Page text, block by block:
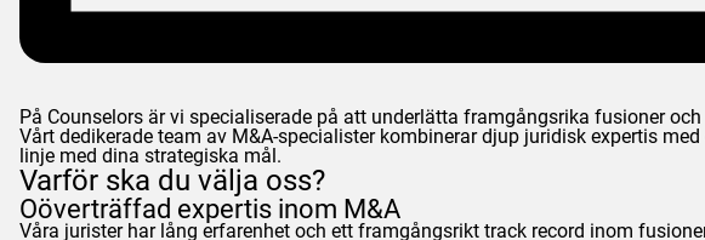
På Counselors är vi specialiserade på att underlätta framgångsrika fusioner
Vårt dedikerade team av M&A-specialister kombinerar djup juridisk expertis
linje med dina strategiska mål.
Varför ska du välja oss?
Oöverträffad expertis inom M&A
Våra jurister har lång erfarenhet och ett framgångsrikt track record inom